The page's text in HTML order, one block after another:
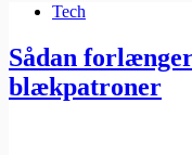
Tech
Sådan
blækpatroner